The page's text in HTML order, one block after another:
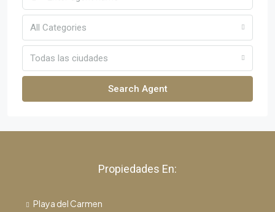
All Categories
Todas las ciudades
Search Agent
Propiedades En:
Playa del Carmen